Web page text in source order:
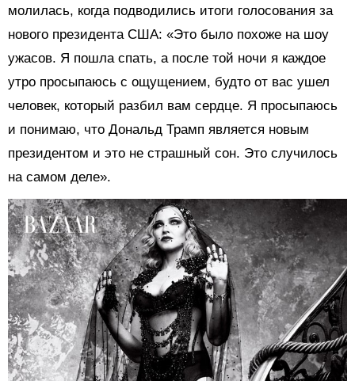
молилась, когда подводились итоги голосования за
нового президента США: «Это было похоже на шоу
ужасов. Я пошла спать, а после той ночи я каждое
утро просыпаюсь с ощущением, будто от вас ушел
человек, который разбил вам сердце. Я просыпаюсь
и понимаю, что Дональд Трамп является новым
президентом и это не страшный сон. Это случилось
на самом деле».